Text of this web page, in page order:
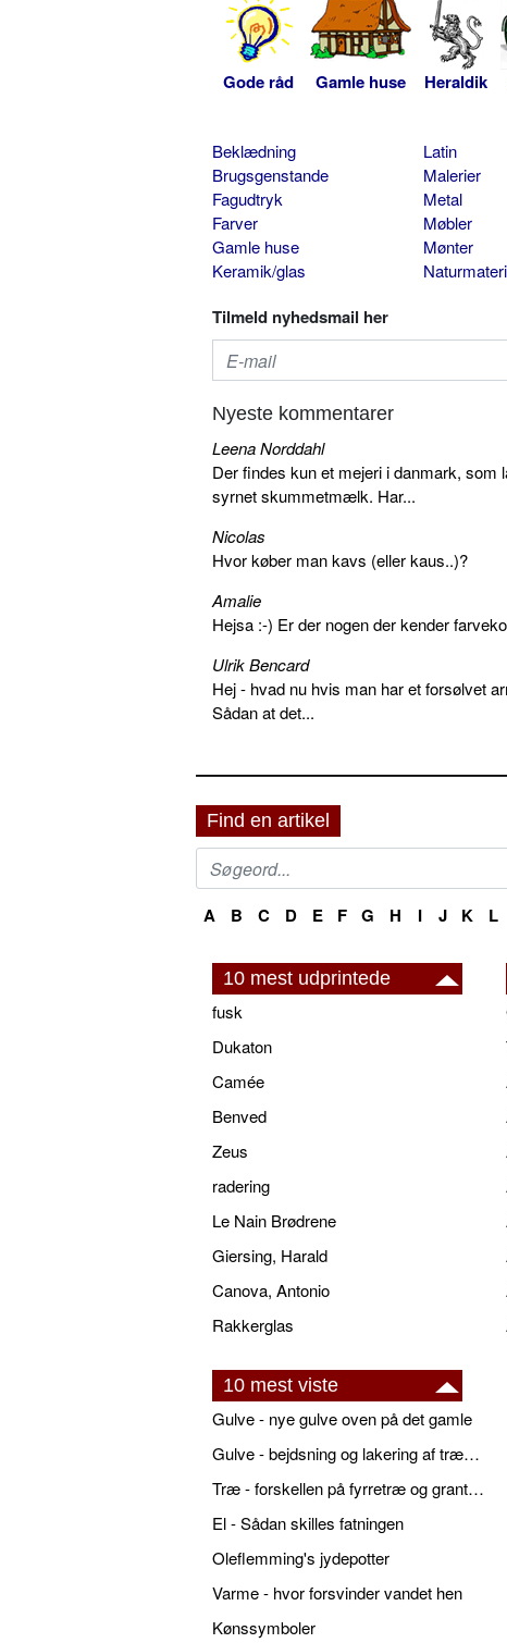
Gode råd Gamle huse Heraldik
Beklædning
Brugsgenstande
Fagudtryk
Farver
Gamle huse
Keramik/glas
Latin
Malerier
Metal
Møbler
Mønter
Tilmeld nyhedsmail her
Nyeste kommentarer
Leena Norddahl
Der findes kun et mejeri i danmark,
syrnet skummetmælk. Har...
Nicolas
Hvor køber man kavs (eller kaus..)?
Amalie
Hejsa :-) Er der nogen der kender
Ulrik Bencard
Hej - hvad nu hvis man har et forsølvet
Sådan at det...
Find en artikel
A B C D E F G H I J K L
10 mest udprintede
fusk
Dukaton
Camée
Benved
Zeus
radering
Le Nain Brødrene
Giersing, Harald
Canova, Antonio
Rakkerglas
10 mest viste
Gulve - nye gulve oven på det gamle
Gulve - bejdsning og lakering af trægulve
Træ - forskellen på fyrretræ og grantræ
El - Sådan skilles fatningen
Oleflemming's jydepotter
Varme - hvor forsvinder vandet hen
Kønssymboler